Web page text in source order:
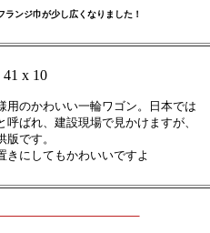
ランジ巾が少し広くなりました！
x 10
用のかわいい一輪ワゴン。日本では
呼ばれ、 建設現場で見かけますが、
版です。
きにしてもかわいいですよ